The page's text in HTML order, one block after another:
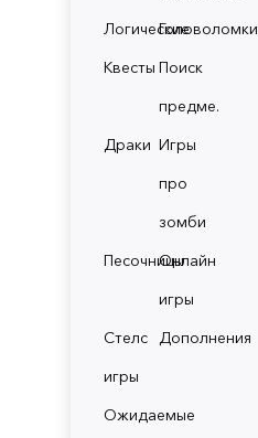
ЛогическиеГоловоломки
Квесты Поиск
предме.
Драки Игры
про
зомби
ПесочницыОнлайн
игры
Стелс
игры
Дополнения
Ожидаемые